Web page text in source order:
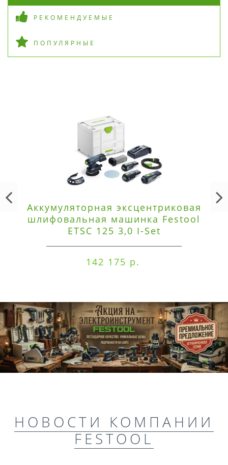
РЕКОМЕНДУЕМЫЕ
ПОПУЛЯРНЫЕ
Аккумуляторная эксцентриковая
шлифовальная машинка Festool
ETSC 125 3,0 I-Set
142 175 р.
НОВОСТИ КОМПАНИИ
FESTOOL